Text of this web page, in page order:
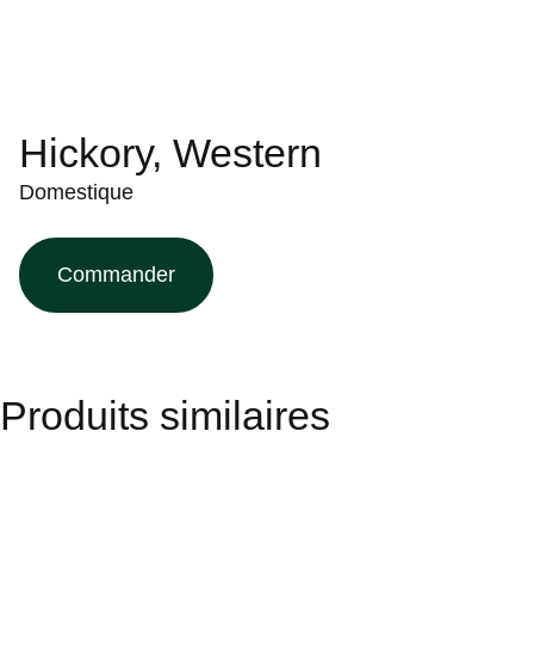
Hickory, Western
Domestique
Commander
Produits similaires